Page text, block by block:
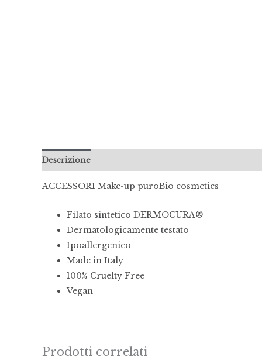
Descrizione
ACCESSORI Make-up puroBio cosmetics
Filato sintetico DERMOCURA®
Dermatologicamente testato
Ipoallergenico
Made in Italy
100% Cruelty Free
Vegan
Prodotti correlati